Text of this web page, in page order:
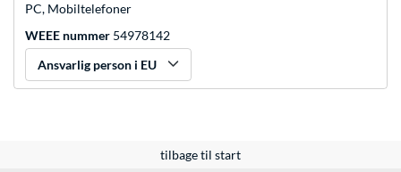
PC, Mobiltelefoner
WEEE nummer 54978142
Ansvarlig person i EU
tilbage til start